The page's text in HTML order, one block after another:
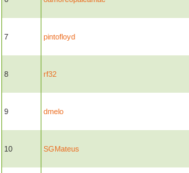
7 pintofloyd
8 rf32
9 dmelo
10 SGMateus